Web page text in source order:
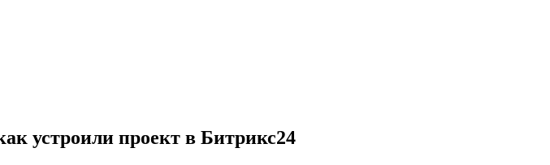
устроили проект в Битрикс24